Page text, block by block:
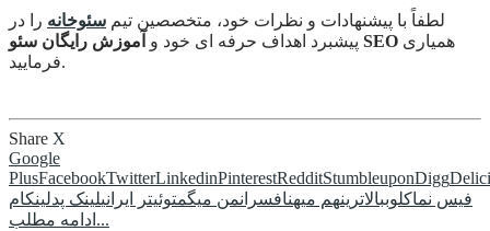
لطفاً با پیشنهادات و نظرات خود، متخصصین تیم سئوخانه را در
پیشبرد اهداف حرفه ای خود و آموزش رایگان سئو SEO
فرمایید.
Share X
Google
PlusFacebookTwitterLinkedinPinterestRedditStumbleuponDigg
فیس نماکلوببالاترینهم میهنافسرانمن میگمتوئیتر ایرانیلینک پدلینکام
ادامه مطلب...